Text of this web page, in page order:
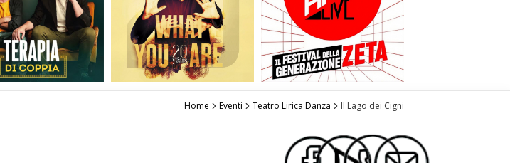
Home Eventi Teatro Lirica Danza Il Lago dei Cigni